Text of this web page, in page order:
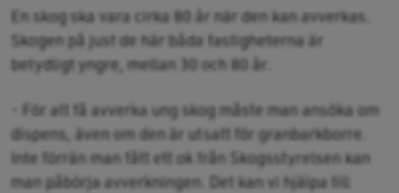
En skog ska vara cirka 80 år när den kan avverkas.
Skogen på just de här båda fastigheterna är
betydligt yngre, mellan 30 och 80 år.
- För att få avverka ung skog måste man ansöka om
dispens, även om den är utsatt för granbarkborre.
Inte förrän man fått ett ok från Skogsstyrelsen kan
man påbörja avverkningen. Det kan vi hjälpa till